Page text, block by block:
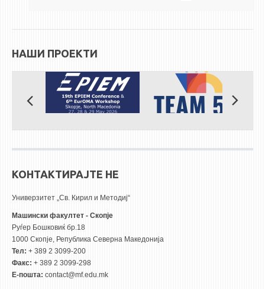
СООПШТЕНИЈА
СТУДЕНТСКА СЛУЖБА
БИБЛИОТЕКА
СТИПЕНДИИ/ПРАКСИ
СТИПЕНДИИ
ПРАКСИ
КОНТАКТ
НАШИ ПРОЕКТИ
КОНТАКТИРАЈТЕ НЕ
Универзитет „Св. Кирил и Методиј“
Машински факултет - Скопје
Руѓер Бошковиќ бр.18
1000 Скопје, Република Северна Македонија
Тел: + 389 2 3099-200
Факс: + 389 2 3099-298
Е-пошта: contact@mf.edu.mk